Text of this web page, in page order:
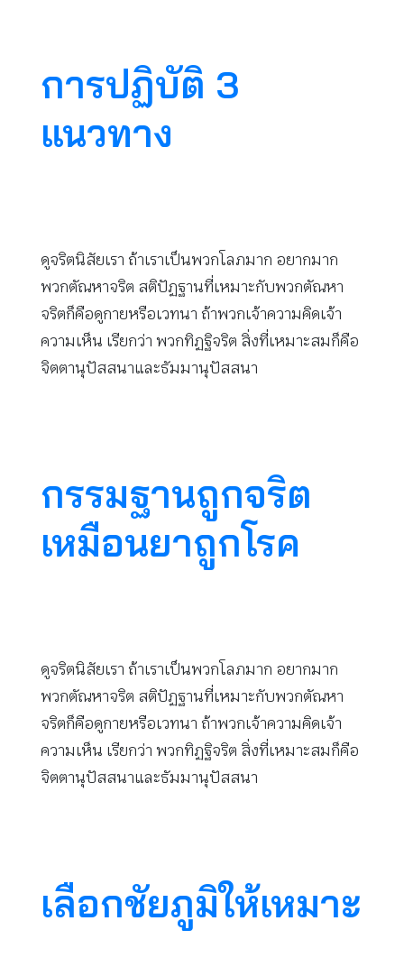
การปฏิบัติ 3
แนวทาง
ดูจริตนิสัยเรา ถ้าเราเป็นพวกโลภมาก อยากมาก
พวกตัณหาจริต สติปัฏฐานที่เหมาะกับพวกตัณหา
จริตก็คือดูกายหรือเวทนา ถ้าพวกเจ้าความคิดเจ้า
ความเห็น เรียกว่า พวกทิฏฐิจริต สิ่งที่เหมาะสมก็คือ
จิตตานุปัสสนาและธัมมานุปัสสนา
กรรมฐานถูกจริต
เหมือนยาถูกโรค
ดูจริตนิสัยเรา ถ้าเราเป็นพวกโลภมาก อยากมาก
พวกตัณหาจริต สติปัฏฐานที่เหมาะกับพวกตัณหา
จริตก็คือดูกายหรือเวทนา ถ้าพวกเจ้าความคิดเจ้า
ความเห็น เรียกว่า พวกทิฏฐิจริต สิ่งที่เหมาะสมก็คือ
จิตตานุปัสสนาและธัมมานุปัสสนา
เลือกชัยภูมิให้เหมาะ